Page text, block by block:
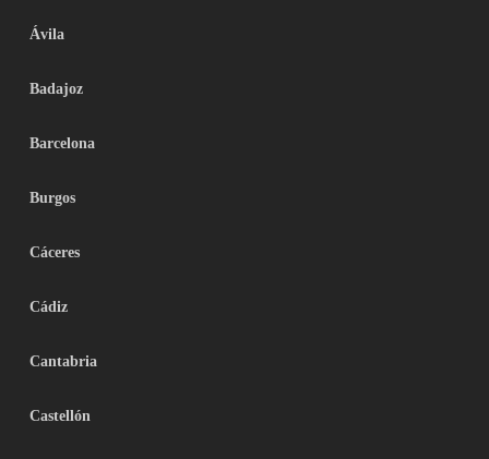
Ávila
Badajoz
Barcelona
Burgos
Cáceres
Cádiz
Cantabria
Castellón